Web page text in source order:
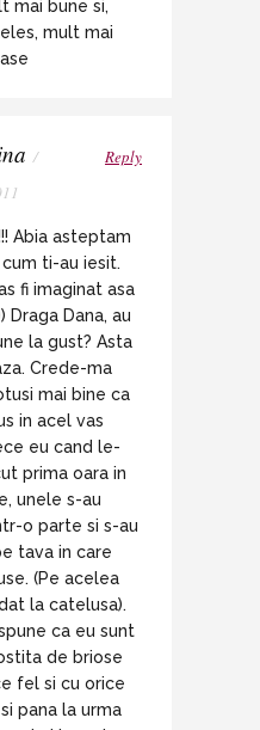
mai bune si,
mult mai
/
Reply
Abia asteptam
ti-au iesit.
fi imaginat asa
Draga Dana, au
la gust? Asta
Crede-ma
mai bine ca
in acel vas
eu cand le-
prima oara in
unele s-au
o parte si s-au
tava in care
(Pe acelea
la catelusa).
ca eu sunt
de briose
fel si cu orice
pana la urma